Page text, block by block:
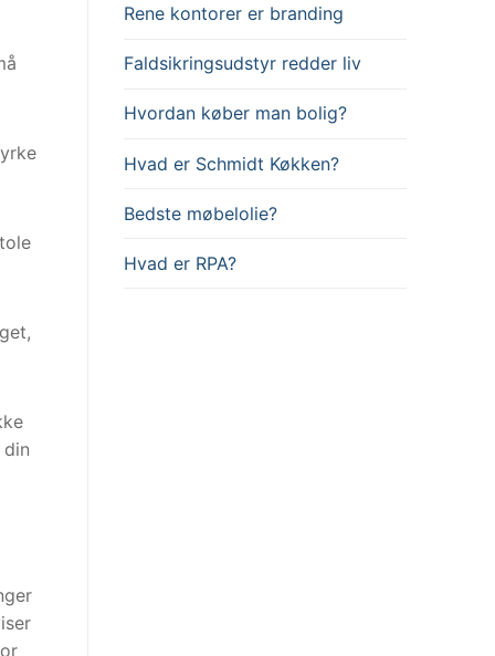
Rene kontorer er branding
Faldsikringsudstyr redder liv
Hvordan køber man bolig?
Hvad er Schmidt Køkken?
Bedste møbelolie?
Hvad er RPA?